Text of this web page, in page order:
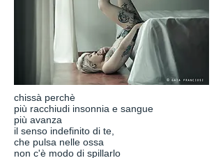
chissà perchè
più racchiudi insonnia e sangue
più avanza
il senso indefinito di te,
che pulsa nelle ossa
non c'è modo di spillarlo